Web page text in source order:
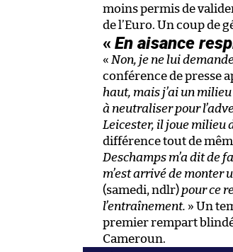
moins permis de
de l’Euro. Un coup de
«En aisance
« Non, je ne lui
conférence de presse
haut, mais j’ai un
à neutraliser pour
Leicester, il joue milieu
différence tout de
Deschamps m’a dit de
m’est arrivé de monter
(samedi, ndlr) pour ce
l’entraînement. » Un
premier rempart blindé
Cameroun.